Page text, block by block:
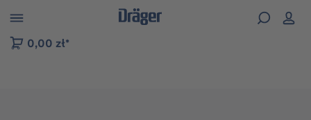
do nawigacji na platformie B2B
0,00 zł*